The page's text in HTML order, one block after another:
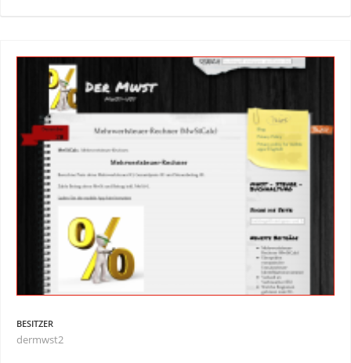
BESITZER
dermwst2